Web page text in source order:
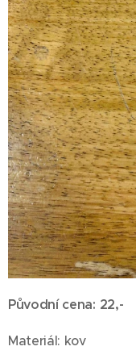
Původní cena: 22,-
Materiál: kov